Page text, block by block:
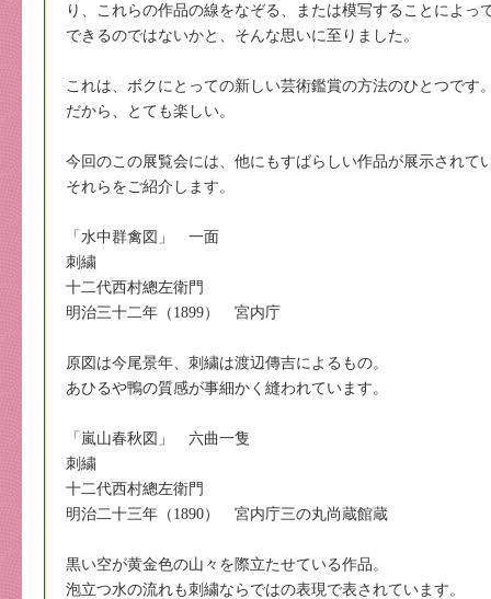
り、これらの作品の線をなぞる、または模写することによっ
できるのではないかと、そんな思いに至りました。
これは、ボクにとっての新しい芸術鑑賞の方法のひとつです
だから、とても楽しい。
今回のこの展覧会には、他にもすばらしい作品が展示されて
それらをご紹介します。
「水中群禽図」 一面
刺繍
十二代西村總左衛門
明治三十二年（1899） 宮内庁
原図は今尾景年、刺繍は渡辺傳吉によるもの。
あひるや鴨の質感が事細かく縫われています。
「嵐山春秋図」 六曲一隻
刺繍
十二代西村總左衛門
明治二十三年（1890） 宮内庁三の丸尚蔵館蔵
黒い空が黄金色の山々を際立たせている作品。
泡立つ水の流れも刺繍ならではの表現で表されています。